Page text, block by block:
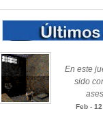
En este
sido
Feb -